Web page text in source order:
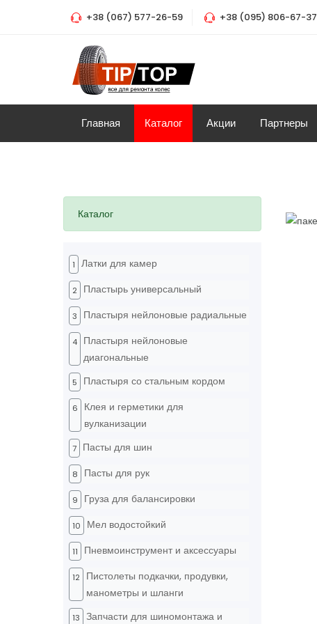
+38 (067) 577-26-59 +38 (095) 806-67-37
Главная Каталог Акции Партнеры
Каталог
1 Латки для камер
2 Пластырь универсальный
3 Пластыря нейлоновые радиальные
4
Пластыря нейлоновые
диагональные
5 Пластыря со стальным кордом
6
Клея и герметики для
вулканизации
7 Пасты для шин
8 Пасты для рук
9 Груза для балансировки
10 Мел водостойкий
11 Пневмоинструмент и аксессуары
12
Пистолеты подкачки, продувки,
манометры и шланги
13
Запчасти для шиномонтажа и